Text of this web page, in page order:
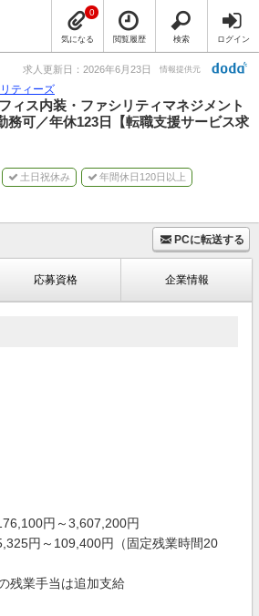
気になる
0
閲覧履歴 検索 ログイン
求人更新日：2026年6月23日 情報提供元
ティーズ
ィス内装・ファシリティマネジメント
可／年休123日【転職支援サービス求
土日祝休み 年間休日120日以上
PCに転送する
応募資格 企業情報
円～3,607,200円
円～109,400円（固定残業時間20
残業手当は追加支給